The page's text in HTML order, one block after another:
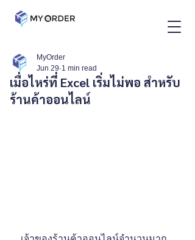
เมื่อไหร่ที่ Excel เริ่มไม่พอ สำหรับ
ร้านค้าออนไลน์
MyOrder
Jun 29 1 min read